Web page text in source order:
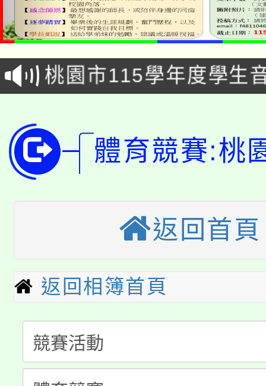
公告本校115學年度第
代理(課)教師甄選結果(
「2026金融保險知識
車」活動
桃園市115學年度學生
公告本校115學年度第
代理(課)教師甄選結果(
公告本校115學年度第
代理(課)教師甄選結果(
轉知中國文化大學推廣
程，歡迎學生輔導中心
心理、諮商輔導、社會
系所師生報名參加。
縣市「校園短影音徵
門員」簡章及活動海報
踴躍報名參加。
桃園市115學年度學生
展演活動實施計畫」
115年度「教育部表揚
公告本校115學年度第
代理(課)教師甄選結果(
「2026金融保險知識
車」活動
桃園市115學年度學生
體育競賽:桃
返回首頁
返回相簿首頁